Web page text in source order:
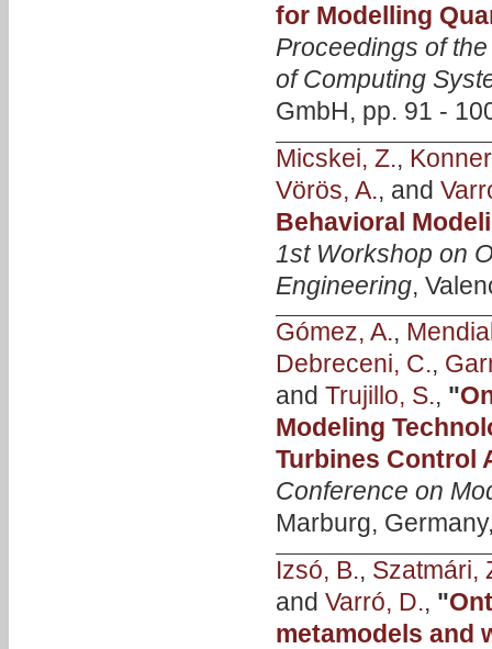
for Modelling
Proceedings of
of Computing
GmbH, pp. 91 -
Micskei, Z.,
Vörös, A., and
Behavioral
1st Workshop on
Engineering,
Gómez, A.,
Debreceni, C.,
and Trujillo, S., "
Modeling
Turbines Control
Conference on
Marburg,
Izsó, B., Szatmári,
and Varró, D., "
metamodels and